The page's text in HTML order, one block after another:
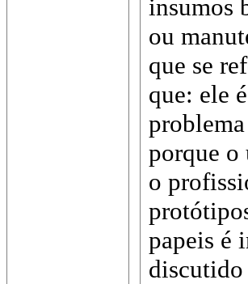
insumos
ou
que se
que: ele
porque o
o
papeis é
discutido